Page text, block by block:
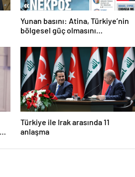
Yunan basını: Atina, Türkiye’nin
bölgesel güç olmasını
Türkiye ile Irak arasında 11
anlaşma